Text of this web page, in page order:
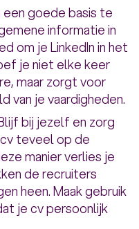
een goede basis te
informatie in
om je LinkedIn in het
je niet elke keer
maar zorgt voor
van je vaardigheden.
bij jezelf en zorg
teveel op de
manier verlies je
de recruiters
heen. Maak gebruik
je cv persoonlijk